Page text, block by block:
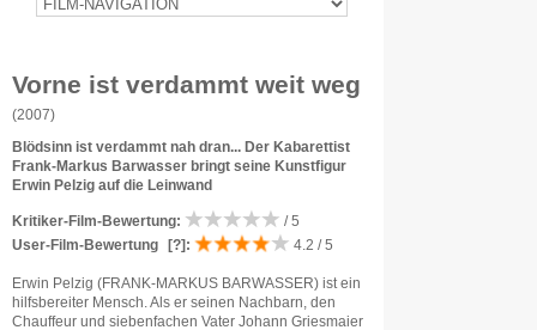
Vorne ist verdammt weit weg
(2007)
Blödsinn ist verdammt nah dran... Der Kabarettist
Frank-Markus Barwasser bringt seine Kunstfigur
Erwin Pelzig auf die Leinwand
Kritiker-Film-Bewertung:
/ 5
User-Film-Bewertung
[?] : 4.2 / 5
Erwin Pelzig (FRANK-MARKUS BARWASSER) ist ein
hilfsbereiter Mensch. Als er seinen Nachbarn, den
Chauffeur und siebenfachen Vater Johann Griesmaier